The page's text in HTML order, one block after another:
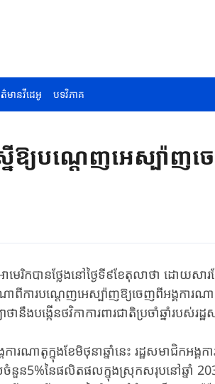
មានវីដេអូ បទវិភាគ
ឱ្យបណ្តេញអេស្ប៉ាញច
ក​បាន​ថ្លែង​នៅថ្ងៃទី៩​ខែ​តុលាថា ដោយសា
ា​ពី​ការ​បណ្តេ​ញ​អេ​ស្ប៉ាញឱ្យ​ចេញពីអង្គកា
ាថា​នឹងបង្កើន​ថវិកា​ការពារជាតិប្រចាំឆ្នាំ​រ
ណាតូក្នុងខែមិថុនាឆ្នាំនេះ រដ្ឋ​សមាជិក​អង្គក
ចំនួន​5%​នៃ​ផលិត​ផលក្នុងស្រុកសរុបនៅឆ្នាំ